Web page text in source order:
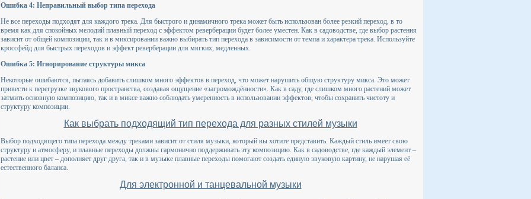
Ошибка 4: Неправильный выбор типа перехода
Не все переходы подходят для каждого трека. Для быстрого и динамичного трека может быть использован более резкий переход, в то
время как для спокойных мелодий плавный переход с эффектом реверберации будет более уместен. Как в садоводстве, где выбор растения
зависит от общей композиции, так и в миксировании важно выбирать тип перехода в зависимости от темпа и характера трека. Используйте
кроссфейд для быстрых переходов и эффект реверберации для мягких, медленных.
Ошибка 5: Игнорирование структуры микса
Некоторые ошибаются, пытаясь добавить слишком много эффектов в переход, что может нарушить общую структуру микса. Это может
привести к перегрузке звукового пространства, создавая ощущение «загромождённости». Как в саду, где слишком много растений может
затмить основную композицию, так и в миксе важно соблюдать умеренность в использовании эффектов, чтобы сохранить чистоту и
структуру композиции.
Как выбрать подходящий тип перехода для разных стилей музыки
Выбор подходящего типа перехода между треками зависит от стиля музыки, который вы хотите представить. Каждый стиль имеет свою
структуру и атмосферу, и плавные переходы должны гармонично поддерживать эту композицию. Как в садоводстве, где каждый элемент –
растение или цвет – дополняет друг друга, так и в музыке плавные переходы помогают создать единую звуковую картину, не нарушая её
естественного баланса.
Для электронной и танцевальной музыки